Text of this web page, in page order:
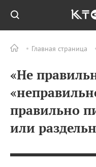
Главная страница
«Не
правильно
или